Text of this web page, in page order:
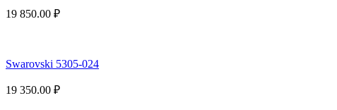
19 850.00 ₽
Swarovski 5305-024
19 350.00 ₽